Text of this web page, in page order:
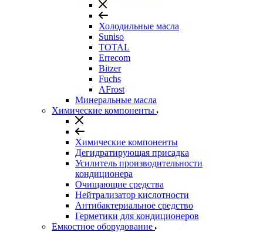
Холодильные масла
Suniso
TOTAL
Errecom
Bitzer
Fuchs
AFrost
Минеральные масла
Химические компоненты
Химические компоненты
Дегидратирующая присадка
Усилитель производительности
кондиционера
Очищающие средства
Нейтрализатор кислотности
Антибактериальное средство
Герметики для кондиционеров
Емкостное оборудование